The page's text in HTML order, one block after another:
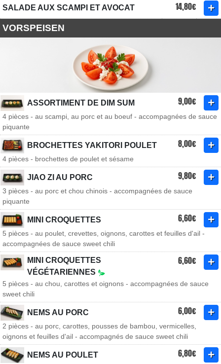
SALADE AUX SCAMPI ET AVOCAT 14,80€
VORSPEISEN
ASSORTIMENT DE DIM SUM 9,00€
4 pièces - au scampi, au porc et au boeuf - accompagnées de sauce
piquante
BROCHETTES YAKITORI POULET 8,00€
4 pièces - brochettes de poulet et sésame
JIAO ZI AU PORC 9,80€
3 pièces - au porc et chou chinois - accompagnées de sauce
piquante
MINI CROQUETTES 6,60€
5 pièces - au poulet, crevettes, oignons, carottes et feuilles d'ail -
accompagnées de sauce sweet chili
MINI CROQUETTES
VÉGÉTARIENNES
6,60€
5 pièces - au chou, carottes et oignons - accompagnées de sauce
sweet chili
NEMS AU PORC 6,00€
2 pièces - au porc, carottes, pousses de bambou, vermicelles,
oignons et feuilles d'ail - accompagnés de sauce sweet chili
NEMS AU POULET 6,80€